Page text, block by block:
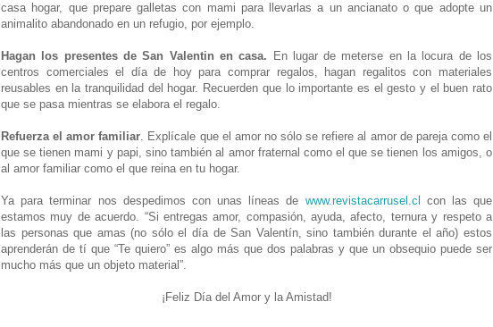
casa hogar, que prepare galletas con mami para llevarlas a un ancianato o que adopte un
animalito abandonado en un refugio, por ejemplo.
Hagan los presentes de San Valentin en casa. En lugar de meterse en la locura de los
centros comerciales el día de hoy para comprar regalos, hagan regalitos con materiales
reusables en la tranquilidad del hogar. Recuerden que lo importante es el gesto y el buen rato
que se pasa mientras se elabora el regalo.
Refuerza el amor familiar. Explícale que el amor no sólo se refiere al amor de pareja como el
que se tienen mami y papi, sino también al amor fraternal como el que se tienen los amigos, o
al amor familiar como el que reina en tu hogar.
Ya para terminar nos despedimos con unas líneas de www.revistacarrusel.cl
con las que
estamos muy de acuerdo. “Si entregas amor, compasión, ayuda, afecto, ternura y respeto a
las personas que amas (no sólo el día de San Valentín, sino también durante el año) estos
aprenderán de tí que “Te quiero” es algo más que dos palabras y que un obsequio puede ser
mucho más que un objeto material”.
¡Feliz Día del Amor y la Amistad!